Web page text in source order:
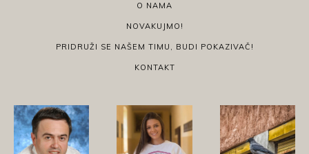
O NAMA
NOVAKUJMO!
PRIDRUŽI SE NAŠEM TIMU, BUDI POKAZIVAČ!
KONTAKT